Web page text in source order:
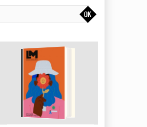
TÉLÉCHARGER